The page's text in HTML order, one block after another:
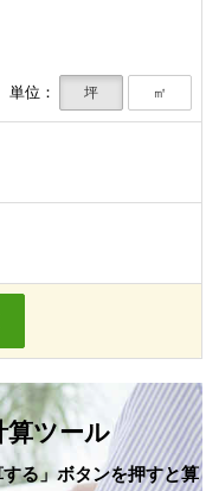
単位： 坪 ㎡
算ツール
る」ボタンを押すと算